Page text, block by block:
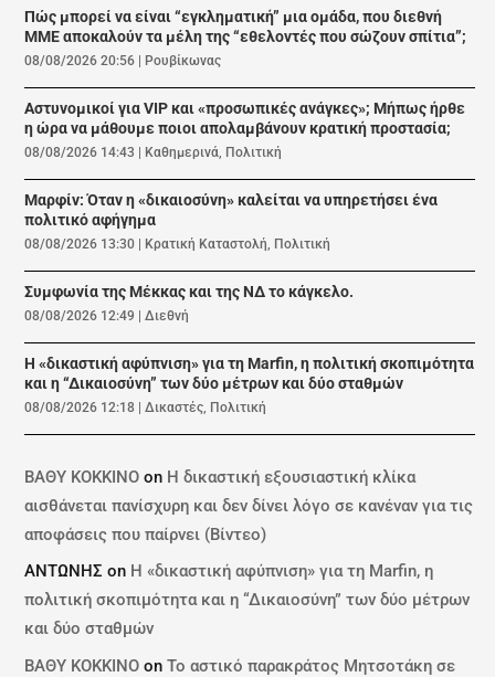
Πώς μπορεί να είναι “εγκληματική” μια ομάδα, που διεθνή
ΜΜΕ αποκαλούν τα μέλη της “εθελοντές που σώζουν σπίτια”;
08/08/2026 20:56 | Ρουβίκωνας
Αστυνομικοί για VIP και «προσωπικές ανάγκες»; Μήπως ήρθε
η ώρα να μάθουμε ποιοι απολαμβάνουν κρατική προστασία;
08/08/2026 14:43 | Καθημερινά Πολιτική
Μαρφίν: Όταν η «δικαιοσύνη» καλείται να υπηρετήσει ένα
πολιτικό αφήγημα
08/08/2026 13:30 | Κρατική Καταστολή Πολιτική
Συμφωνία της Μέκκας και της ΝΔ το κάγκελο.
08/08/2026 12:49 |Διεθνή
Η «δικαστική αφύπνιση» για τη Marfin, η πολιτική σκοπιμότητα
και η “Δικαιοσύνη” των δύο μέτρων και δύο σταθμών
08/08/2026 12:18 |Δικαστές Πολιτική
ΒΑΘΥ ΚΟΚΚΙΝΟ on Η δικαστική εξουσιαστική κλίκα
αισθάνεται πανίσχυρη και δεν δίνει λόγο σε κανέναν για τις
αποφάσεις που παίρνει (Βίντεο)
ΑΝΤΩΝΗΣ on Η «δικαστική αφύπνιση» για τη Marfin, η
πολιτική σκοπιμότητα και η “Δικαιοσύνη” των δύο μέτρων
και δύο σταθμών
ΒΑΘΥ ΚΟΚΚΙΝΟ onΤο αστικό παρακράτος Μητσοτάκη σε